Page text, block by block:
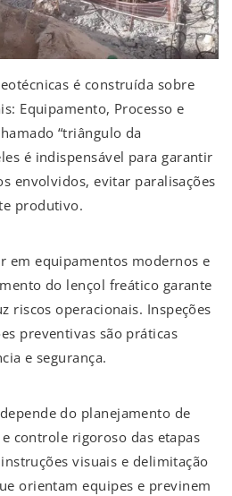
é construída sobre
Equipamento, Processo e
“triângulo da
é indispensável para garantir
envolvidos, evitar paralisações
produtivo.
em equipamentos modernos e
do lençol freático garante
riscos operacionais. Inspeções
preventivas são práticas
e segurança.
do planejamento de
controle rigoroso das etapas
visuais e delimitação
orientam equipes e previnem